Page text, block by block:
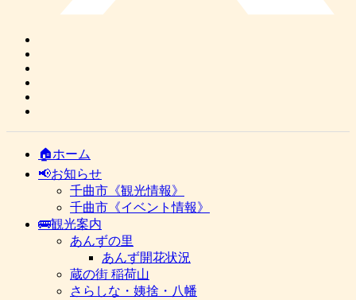
🏠ホーム
📢お知らせ
千曲市《観光情報》
千曲市《イベント情報》
🚌観光案内
あんずの里
あんず開花状況
蔵の街 稲荷山
さらしな・姨捨・八幡